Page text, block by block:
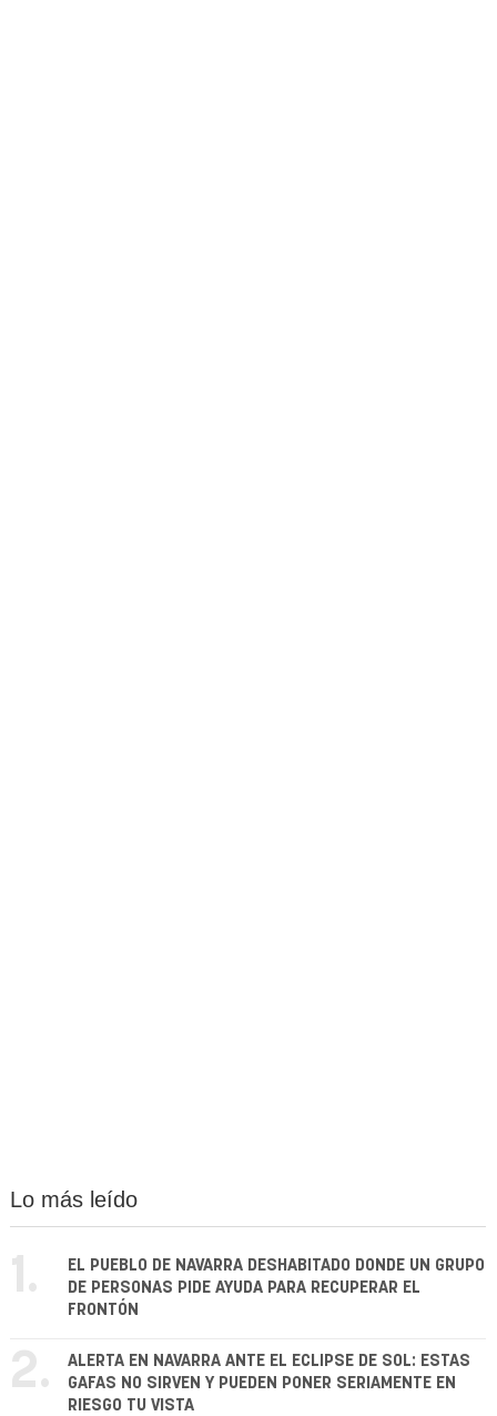
Lo más leído
1.
EL PUEBLO DE NAVARRA DESHABITADO DONDE UN GRUPO
DE PERSONAS PIDE AYUDA PARA RECUPERAR EL
FRONTÓN
2.
ALERTA EN NAVARRA ANTE EL ECLIPSE DE SOL: ESTAS
GAFAS NO SIRVEN Y PUEDEN PONER SERIAMENTE EN
RIESGO TU VISTA